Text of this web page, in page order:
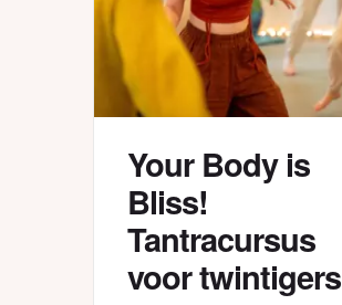
Your Body is
Bliss!
Tantracursus
voor twintigers